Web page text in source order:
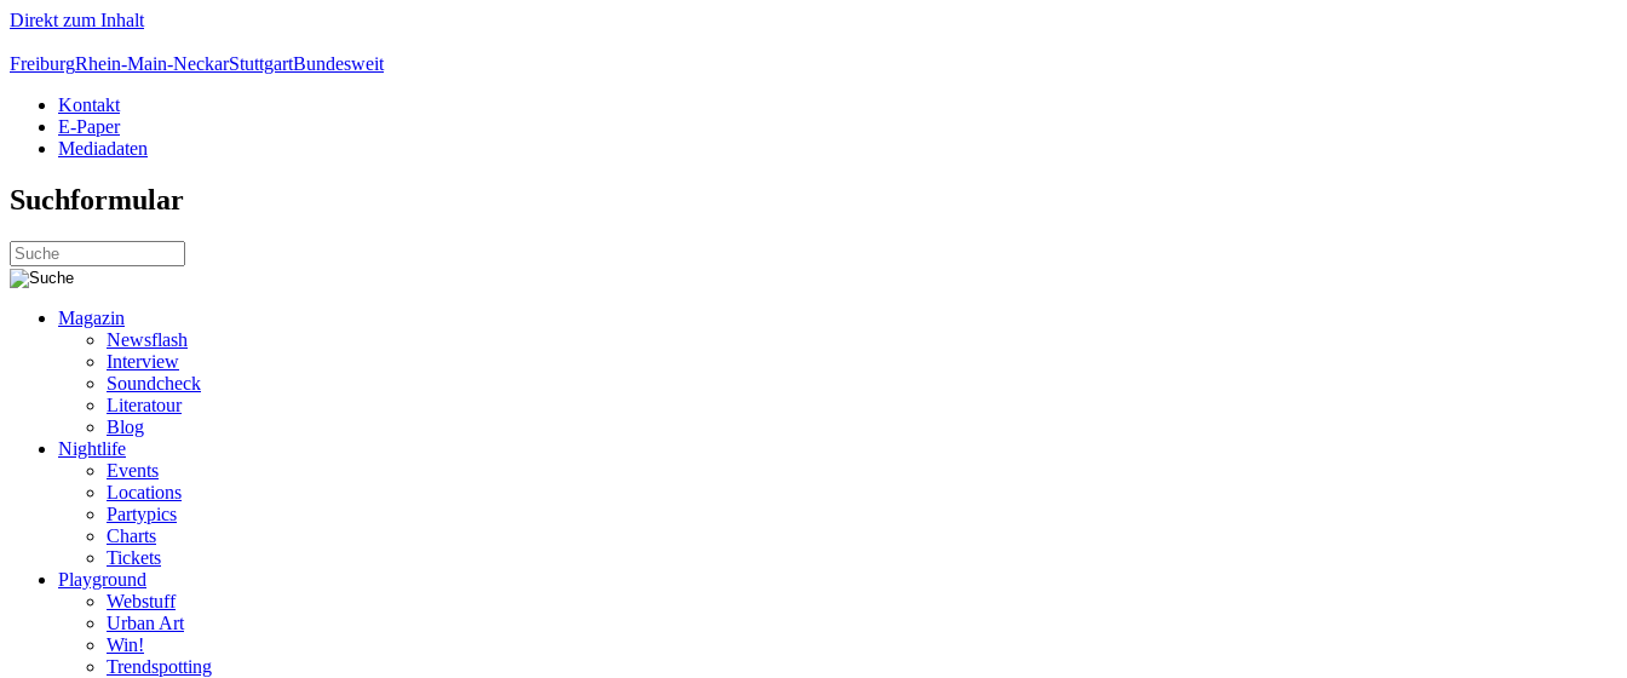
Direkt zum Inhalt
FreiburgRhein-Main-NeckarStuttgartBundesweit
Kontakt
E-Paper
Mediadaten
Suchformular
Magazin
Newsflash
Interview
Soundcheck
Literatour
Blog
Nightlife
Events
Locations
Partypics
Charts
Tickets
Playground
Webstuff
Urban Art
Win!
Trendspotting